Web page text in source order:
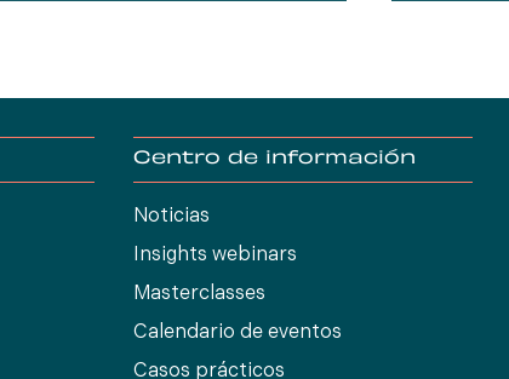
Centro de información
Noticias
Insights webinars
Masterclasses
Calendario de eventos
Casos prácticos